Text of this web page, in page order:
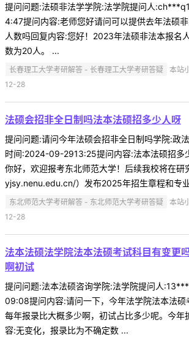
提问问题:法硕非法学学院:法学院提问人
4:47提问内容:老师您好请问可以提供去年法硕
人数吗回复内容:您好！2023年法硕非法本报名
数为20人。 ...
长春理工大学考研解答 - 长春理工大学考研答疑
本站
12-28
法硕会招非全日制吗法本法硕招多少人呀
提问问题:请问今年法硕会招非全日制吗学院:政
时间:2024-09-2913:25提问内容:法本法硕招多
你好，欢迎报考东北师范大学！后续我校将在
yjsy.nenu.edu.cn/）发布2025年招生章程和专
东北师范大学考研解答 - 东北师范大学考研答疑
本站
12-28
法本法硕法学院法本法硕考试科目有变更
啊初试
提问问题:法本法硕咨询学院:法学院提问人
09:08提问内容:请问一下，今年法学院法本法硕
每年报录比大概多少啊，初试占比多少呢。今年
容:无变化，报录比为不确定数 ...